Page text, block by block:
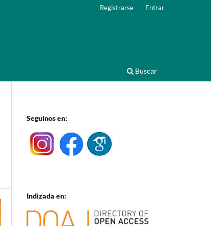
Buscar
Registrarse Entrar
Seguinos en:
Indizada en: